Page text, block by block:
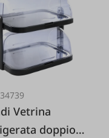
doppio